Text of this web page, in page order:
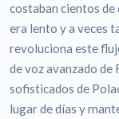
costaban cientos
era lento y a veces
revoluciona este
de voz avanzado
sofisticados de
lugar de días y